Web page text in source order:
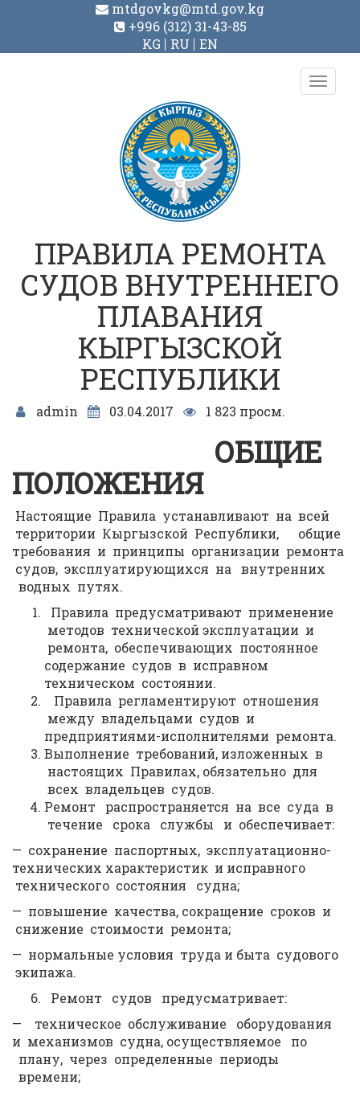
mtdgovkg@mtd.gov.kg
+996 (312) 31-43-85
KG
RU EN
Toggle
ПРАВИЛА РЕМОНТА
СУДОВ ВНУТРЕННЕГО
ПЛАВАНИЯ
КЫРГЫЗСКОЙ
РЕСПУБЛИКИ
admin 03.04.2017 1 823 просм.
ОБЩИЕ
ПОЛОЖЕНИЯ
Настоящие Правила устанавливают на всей
территории Кыргызской Республики, общие
требования и принципы организации ремонта
судов, эксплуатирующихся на внутренних
водных путях.
Правила предусматривают применение
методов технической эксплуатации и
ремонта, обеспечивающих постоянное
содержание судов в исправном
техническом состоянии.
Правила регламентируют отношения
между владельцами судов и
предприятиями-исполнителями ремонта.
Выполнение требований, изложенных в
настоящих Правилах, обязательно для
всех владельцев судов.
Ремонт распространяется на все суда в
течение срока службы и обеспечивает:
— сохранение паспортных, эксплуатационно-
технических характеристик и исправного
технического состояния судна;
— повышение качества, сокращение сроков и
снижение стоимости ремонта;
— нормальные условия труда и быта судового
экипажа.
Ремонт судов предусматривает:
— техническое обслуживание оборудования
и механизмов судна, осуществляемое по
плану, через определенные периоды
времени;